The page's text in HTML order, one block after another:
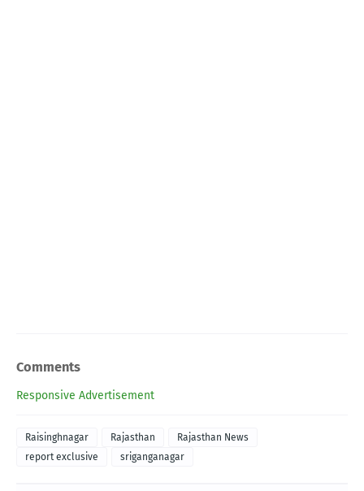
Comments
Responsive Advertisement
Raisinghnagar Rajasthan
Rajasthan News
report exclusive
sriganganagar